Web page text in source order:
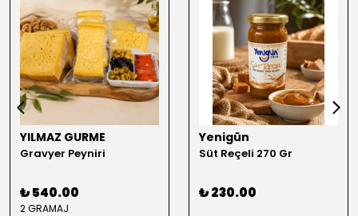
YILMAZ GURME
Gravyer Peyniri
₺ 540.00
2 GRAMAJ
Yenigün
Süt Reçeli 270 Gr
₺ 230.00